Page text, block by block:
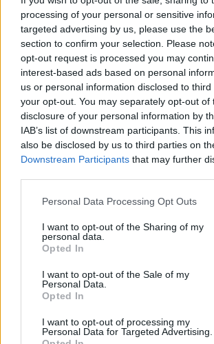
processing of your personal or sensitive
targeted advertising by us, please use the
section to confirm your selection. Please
opt-out request is processed you may
interest-based ads based on personal
us or personal information disclosed to
your opt-out. You may separately opt-out of
disclosure of your personal information by
IAB’s list of downstream participants. This
also be disclosed by us to third parties on
Downstream Participants that may further
Personal Data Processing Opt Outs
I want to opt-out of the Sharing of my
personal data.
Opted In
I want to opt-out of the Sale of my
Personal Data.
Opted In
I want to opt-out of processing my
Personal Data for Targeted Advertising.
Muuta ajanvietettä
Milanossa on tarjolla monia perinteisiä
korkeatasoisia museoita,
jalkapallo-otteluita. Näiden lisäksi
Nähtävää ja koettavaa lapsille ja
nuorille
Jos matkustat Milanoon perheen kanssa,